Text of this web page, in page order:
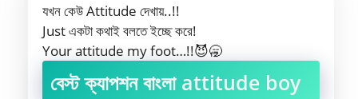
যখন কেউ Attitude দেখায়..!!
Just একটা কথাই বলতে ইচ্ছে করে!
Your attitude my foot…!!😈🥱
বেস্ট ক্যাপশন বাংলা attitude boy